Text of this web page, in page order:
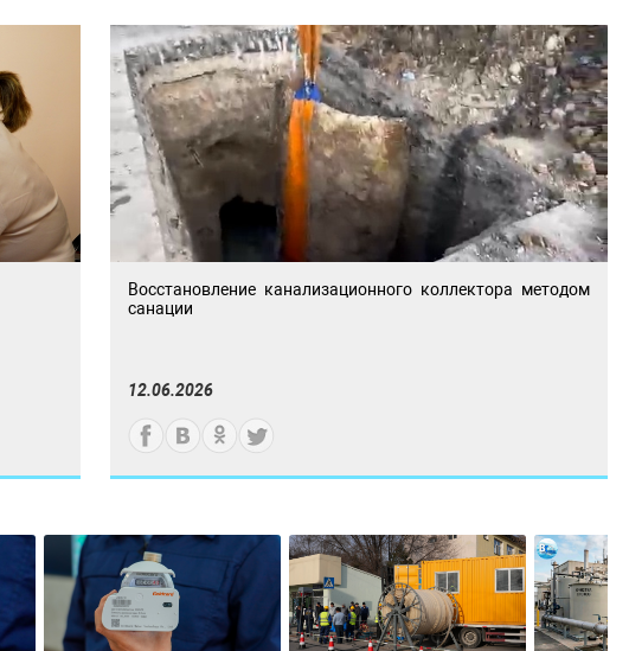
Восстановление канализационного коллектора методом
санации
12.06.2026